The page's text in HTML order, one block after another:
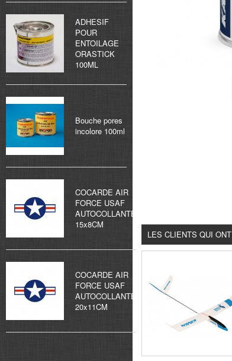
ADHESIF
POUR
ENTOILAGE
ORASTICK
100ML
Bouche pores
incolore 100ml
COCARDE AIR
FORCE USAF
AUTOCOLLANTE
15x8CM
COCARDE AIR
FORCE USAF
AUTOCOLLANTE
20x11CM
LES CLIENTS QUI